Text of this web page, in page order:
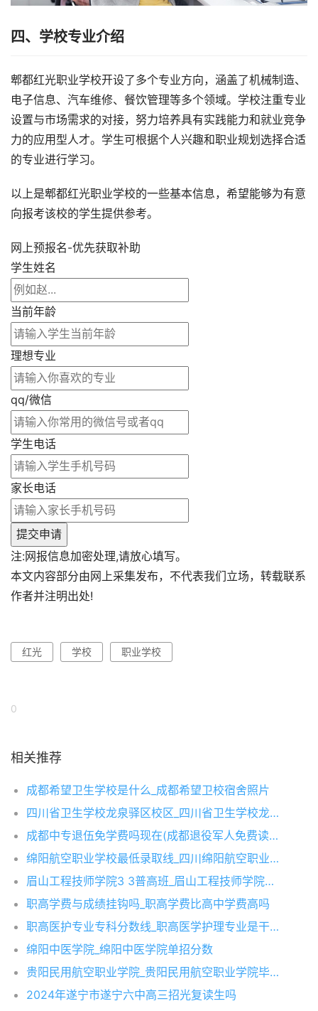
四、学校专业介绍
郫都红光职业学校开设了多个专业方向，涵盖了机械制造、
电子信息、汽车维修、餐饮管理等多个领域。学校注重专业
设置与市场需求的对接，努力培养具有实践能力和就业竞争
力的应用型人才。学生可根据个人兴趣和职业规划选择合适
的专业进行学习。
以上是郫都红光职业学校的一些基本信息，希望能够为有意
向报考该校的学生提供参考。
网上预报名-优先获取补助
学生姓名
当前年龄
理想专业
qq/微信
学生电话
家长电话
提交申请
注:网报信息加密处理,请放心填写。
本文内容部分由网上采集发布，不代表我们立场，转载联系
作者并注明出处!
红光 学校 职业学校
0
相关推荐
成都希望卫生学校是什么_成都希望卫校宿舍照片
四川省卫生学校龙泉驿区校区_四川省卫生学校龙泉驿分数线
成都中专退伍免学费吗现在(成都退役军人免费读全日制大专)
绵阳航空职业学校最低录取线_四川绵阳航空职业学校学费
眉山工程技师学院3 3普高班_眉山工程技师学院是全日制吗
职高学费与成绩挂钩吗_职高学费比高中学费高吗
职高医护专业专科分数线_职高医学护理专业是干什么的
绵阳中医学院_绵阳中医学院单招分数
贵阳民用航空职业学院_贵阳民用航空职业学院毕业参军属于大专吗
2024年遂宁市遂宁六中高三招光复读生吗